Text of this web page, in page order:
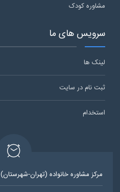
مشاوره کودک
سرویس های ما
لینک ها
ثبت نام در سایت
استخدام
مرکز مشاوره خانواده (تهران-شهرستان)